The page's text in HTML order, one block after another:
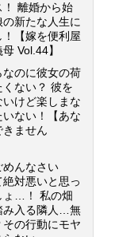
！ 離婚から始
の新たな人生に
【嫁を便利屋
Vol.44】
なのに彼女の荷
ない？ 彼を
けど楽しまな
いない！【あな
きません
めんなさい
対悪いと思っ
ょ…！ 私の畑
み入る隣人…無
の行動にモヤ